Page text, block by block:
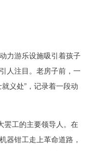
力游乐设施吸引着孩子
人注目。老房子前，一
义处”，记录着一段动
罢工的主要领导人。在
器钳工走上革命道路，